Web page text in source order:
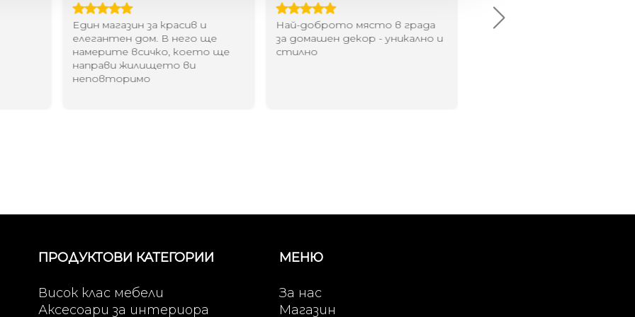
Един магазин за красив и
елегантен дом. В него ще
намерите всичко, което ще
направи жилището ви
неповторимо
Най-доброто място в града
за домашен декор - уникално и
стилно
Хареса ми
ПРОДУКТОВИ КАТЕГОРИИ
Висок клас мебели
Аксесоари за интериора
МЕНЮ
За нас
Магазин